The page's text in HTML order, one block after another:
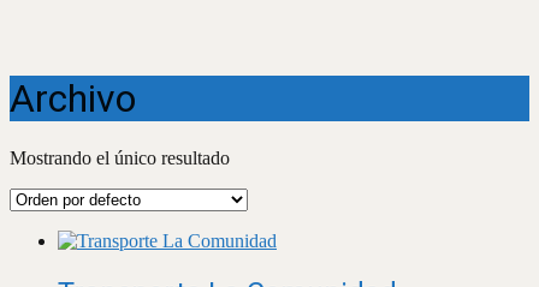
Archivo
Mostrando el único resultado